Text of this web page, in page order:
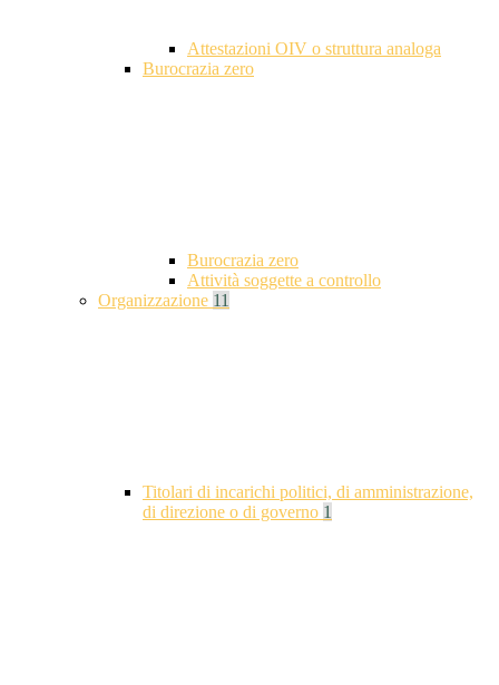
Attestazioni OIV o struttura analoga
Burocrazia zero
Burocrazia zero
Attività soggette a controllo
Organizzazione 11
Titolari di incarichi politici, di amministrazione,
di direzione o di governo 1